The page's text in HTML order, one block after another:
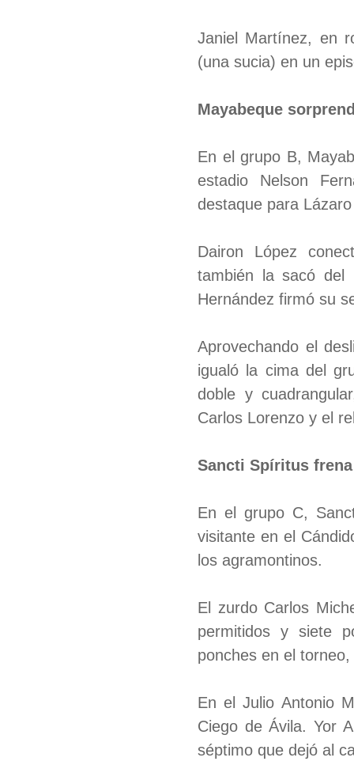
Janiel Martínez, en
(una sucia) en un
Mayabeque
En el grupo B,
estadio Nelson
destaque para
Dairon López
también la sacó del
Hernández firmó su
Aprovechando el
igualó la cima del
doble y
Carlos Lorenzo y el
Sancti Spíritus
En el grupo C,
visitante en el
los agramontinos.
El zurdo Carlos
permitidos y siete
ponches en el
En el Julio Antonio
Ciego de Ávila. Yor
séptimo que dejó al